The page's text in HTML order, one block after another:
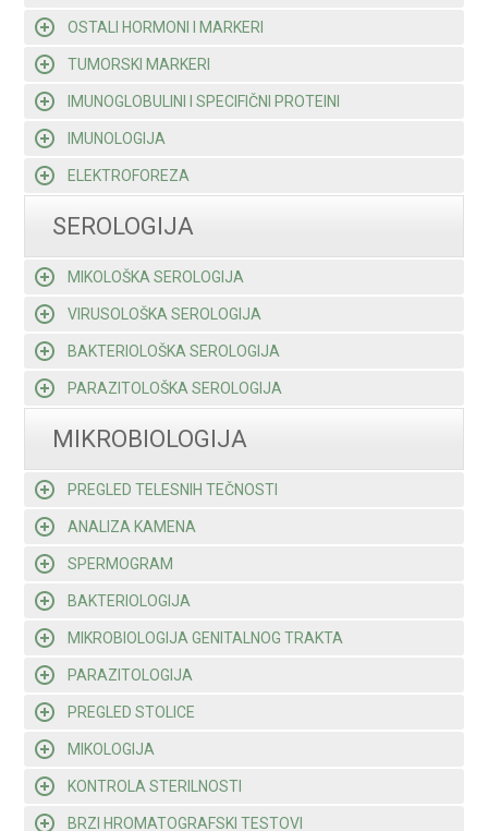
OSTALI HORMONI I MARKERI
TUMORSKI MARKERI
IMUNOGLOBULINI I SPECIFIČNI PROTEINI
IMUNOLOGIJA
ELEKTROFOREZA
SEROLOGIJA
MIKOLOŠKA SEROLOGIJA
VIRUSOLOŠKA SEROLOGIJA
BAKTERIOLOŠKA SEROLOGIJA
PARAZITOLOŠKA SEROLOGIJA
MIKROBIOLOGIJA
PREGLED TELESNIH TEČNOSTI
ANALIZA KAMENA
SPERMOGRAM
BAKTERIOLOGIJA
MIKROBIOLOGIJA GENITALNOG TRAKTA
PARAZITOLOGIJA
PREGLED STOLICE
MIKOLOGIJA
KONTROLA STERILNOSTI
BRZI HROMATOGRAFSKI TESTOVI